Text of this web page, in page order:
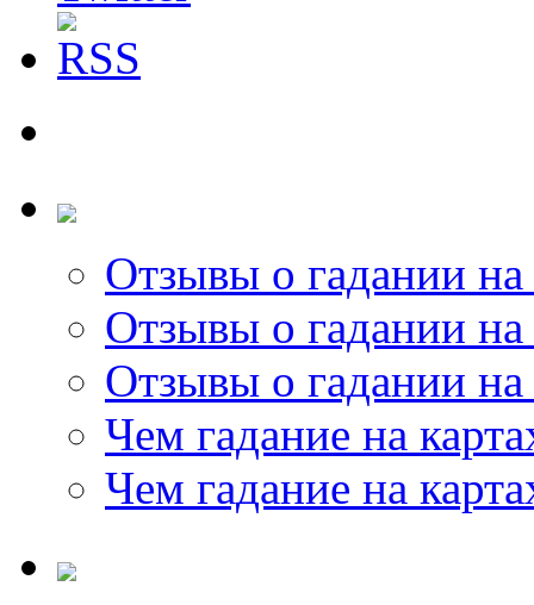
Отзывы о гадании на
Отзывы о гадании на
Отзывы о гадании на
Чем гадание на
Чем гадание на